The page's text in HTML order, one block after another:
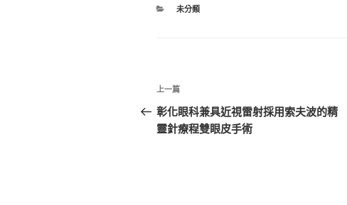
分
未分類
文
章
導
上
一
篇
上一篇
彰化眼科兼具近視雷射採用索夫波的精
靈針療程雙眼皮手術